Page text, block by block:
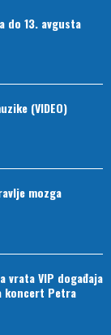
do 13. avgusta
(VIDEO)
mozga
vrata VIP događaja
koncert Petra